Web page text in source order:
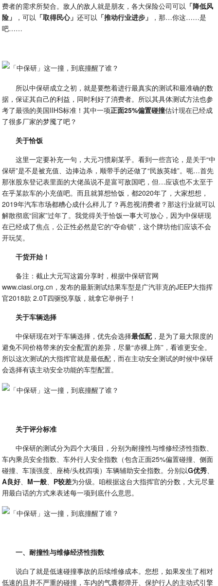
费者的需求所契合。敌人的敌人就是朋友，各大保险公司可以 「降低风
险」
，可以 「取得民心」还可以 「推动行业进步」
，那…你这……是
吧……
所以中保研成立之初，就是要憋着进行最真实的测试和最准确的数
据，保证其自己的利益，同时利好了消费者。所以其具体测试方法也参
考了最强的美国IIHS标准！其中一项正面25%偏置碰撞估计现在已经成
了很多厂家的梦魇了吧？
关于恰饭
这里一定要补充一句，大元习惯刷某乎。看到一些言论，是关于“中
保研”是不是被充值、边捧边杀，顺带手的还做了“民族英雄”。呃…首先
那张股东登记表里面的大佬虽说不是富可敌国吧，但…应该也不太至于
在乎某款车的小充值吧。而且就算想恰饭，都2020年了，大家想想，
2019年汽车市场都糟心成什么样儿了？再忽视消费者？那这行业就可以
解散彻底“回家”过年了。我觉得关于恰饭一事大可放心，因为中保研现
在已经成了焦点，公正性必然是它的“夺命锁”，这个牌坊他们应该不会
开玩笑。
干货开始！
备注：截止大元写这篇分享时，根据中保研官网
www.ciasi.org.cn，发布的最新测试结果车型是广汽菲克的JEEP大指挥
官2018款 2.0T四驱悦享版，就拿它举例子！
关于车辆选择
中保研现在对于车辆选择，优先会选择最低配，是为了最大限度的
避免不同价格带来的安全配置的差异，尽量“赤裸上阵”，看谁更安全。
所以这次测试的大指挥官就是最低配，而在主动安全测试的时候中保研
会选择有该主动安全功能的车型配置。
关于评分标准
中保研的测试分为四个大项目，分别为耐撞性与维修经济性指数、
车内乘员安全指数、车外行人安全指数（包含正面25%偏置碰撞、侧面
碰撞、车顶强度、座椅/头枕四项）车辆辅助安全指数。分别以G优秀、
A良好、 M一般、 P较差为分级。咱根据这台大指挥官的分数，大元尽量
用最白话的方式来表述每一项到底什么意思。
一、耐撞性与维修经济性指数
说白了就是低速碰撞事故的后续维修成本。您想，如果发生了相对
低速的且并不严重的碰撞，车内的气囊都弹开、保护行人的主动式引擎